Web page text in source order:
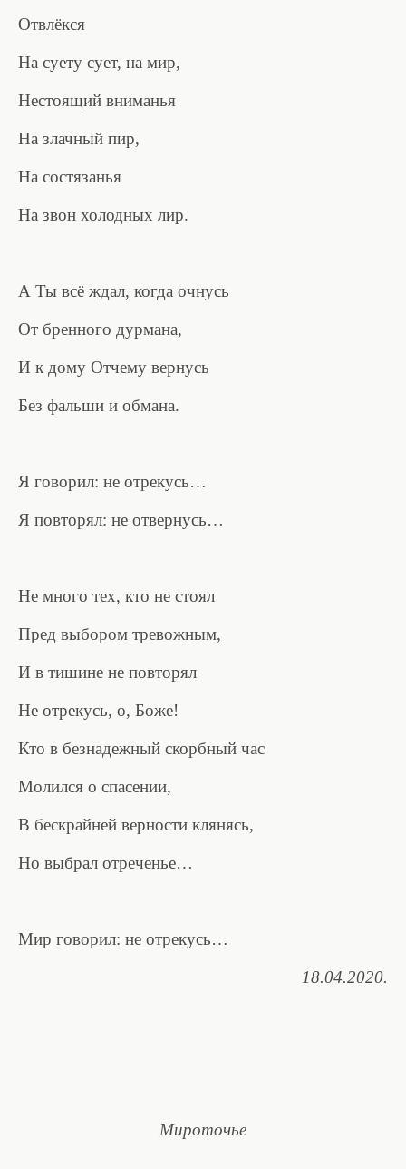
Отвлёкся
На суету сует, на мир,
Нестоящий вниманья
На злачный пир,
На состязанья
На звон холодных лир.
А Ты всё ждал, когда очнусь
От бренного дурмана,
И к дому Отчему вернусь
Без фальши и обмана.
Я говорил: не отрекусь…
Я повторял: не отвернусь…
Не много тех, кто не стоял
Пред выбором тревожным,
И в тишине не повторял
Не отрекусь, о, Боже!
Кто в безнадежный скорбный час
Молился о спасении,
В бескрайней верности клянясь,
Но выбрал отреченье…
Мир говорил: не отрекусь…
18.04.2020.
Мироточье